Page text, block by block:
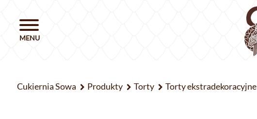
Cukiernia Sowa Produkty Torty Torty ekstradekoracyjne